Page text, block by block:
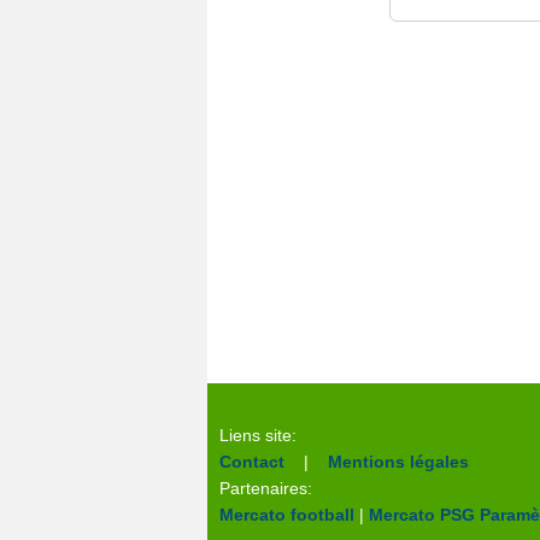
Liens site:
Contact | Mentions légales
Partenaires:
Mercato football | Mercato PSG